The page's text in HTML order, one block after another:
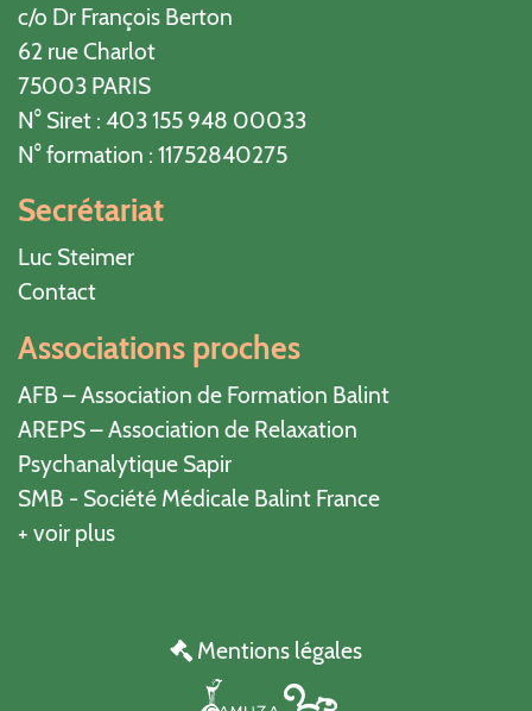
c/o Dr François Berton
62 rue Charlot
75003 PARIS
N° Siret : 403 155 948 00033
N° formation : 11752840275
Secrétariat
Luc Steimer
Contact
Associations proches
AFB – Association de Formation Balint
AREPS – Association de Relaxation
Psychanalytique Sapir
SMB - Société Médicale Balint France
+ voir plus
Mentions légales